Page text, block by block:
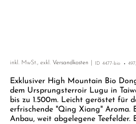
Exklusiver High Mountain Bio
dem Ursprungsterroir Lugu in
bis zu 1.500m. Leicht geröstet für
erfrischende "Qing Xiang" Aroma.
Anbau, weit abgelegene Teefelder.
inkl. MwSt., exkl. Versandkosten ID 4477-bio